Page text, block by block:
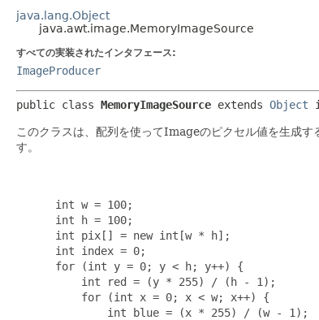
java.lang.Object
java.awt.image.MemoryImageSource
すべての実装されたインタフェース:
ImageProducer
public class MemoryImageSource extends Object
このクラスは、配列を使ってImageのピクセル値を生成
す。
      int w = 100;
      int h = 100;
      int pix[] = new int[w * h];
      int index = 0;
      for (int y = 0; y < h; y++) {
          int red = (y * 255) / (h - 1);
          for (int x = 0; x < w; x++) {
              int blue = (x * 255) / (w - 1);